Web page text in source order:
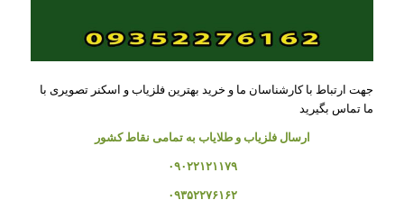
جهت ارتباط با کارشناسان ما و خرید بهترین فلزیاب و اسکنر تصویری با
ما تماس بگیرید
ارسال فلزیاب و طلایاب به تمامی نقاط کشور
۰۹۰۲۲۱۲۱۱۷۹
۰۹۳۵۲۲۷۶۱۶۲